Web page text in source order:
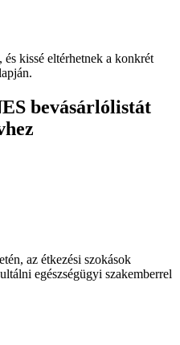
kissé eltérhetnek a konkrét
bevásárlólistát
az étkezési szokások
egészségügyi szakemberrel